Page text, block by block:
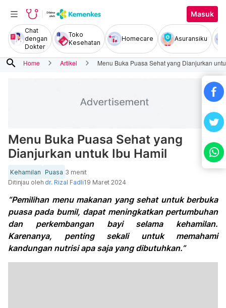
Masuk
Chat
dengan
Dokter
Toko
Kesehatan
Homecare Asuransiku
search Home Artikel Menu Buka Puasa Sehat yang Dianjurkan
Menu Buka Puasa Sehat yang
Dianjurkan untuk Ibu Hamil
Kehamilan Puasa 3 menit
Ditinjau oleh dr. Rizal Fadli19 Maret 2024
“Pemilihan menu makanan yang sehat untuk berbuka
puasa pada bumil, dapat meningkatkan pertumbuhan
dan perkembangan bayi selama kehamilan.
Karenanya, penting sekali untuk memahami
kandungan nutrisi apa saja yang dibutuhkan.”